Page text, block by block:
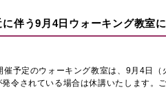
に伴う9月4日ウォーキング教室
催予定のウォーキング教室は、9月4日
令されている場合は休講いたします。